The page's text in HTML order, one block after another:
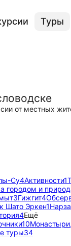
Туры
от местных
Су4Активности1
городом и
3Гижгит4
Шато Эркен1
4Ещё
10
туры34